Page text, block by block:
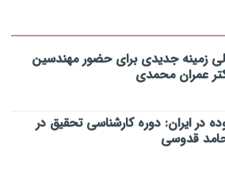
زمینه جدیدی برای حضور مهندسین
عمران محمدی
در ایران: دوره کارشناسی تحقیق در
قدوسی